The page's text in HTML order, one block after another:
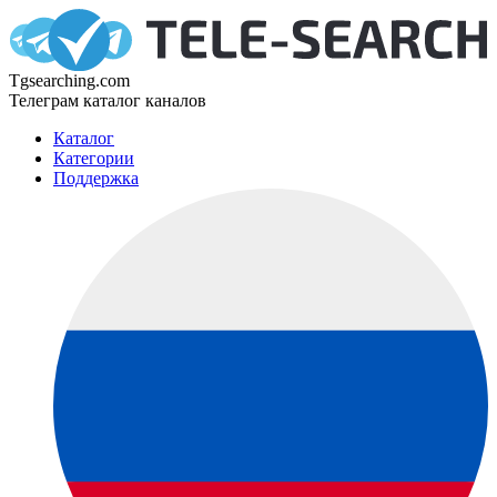
Tgsearching.com
Телеграм каталог каналов
Каталог
Категории
Поддержка